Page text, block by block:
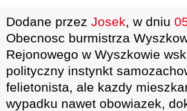
Dodane przez Josek, w dniu
Obecnosc burmistrza
Rejonowego w Wyszkowie
polityczny instynkt
felietonista, ale kazdy
wypadku nawet obowiazek,